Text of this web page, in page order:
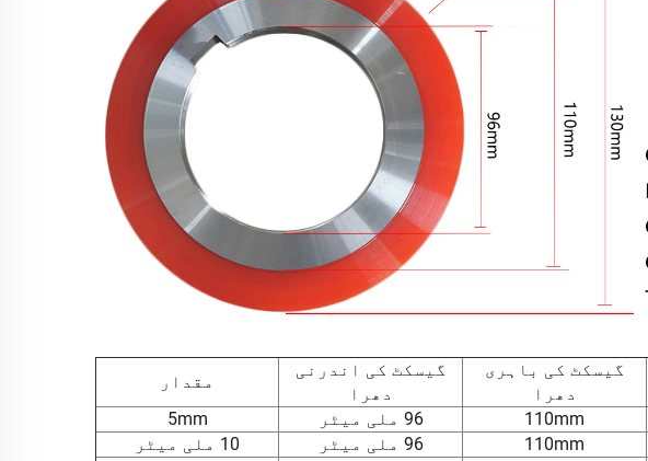
گیسکٹ کی باہری
دھرا
گیسکٹ کی اندرنی
دھرا
مقدار
110mm 96 ملی میٹر
5mm
110mm 96 ملی میٹر
10 ملی میٹر